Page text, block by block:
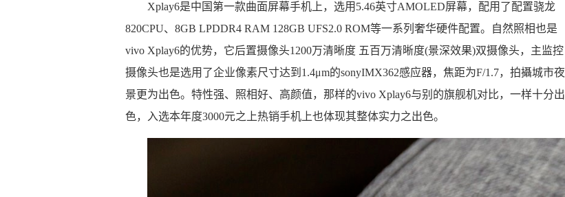
Xplay6是中国第一款曲面屏幕手机上，选用5.46英寸AMOLED屏幕，配用了配置骁龙
820CPU、8GB LPDDR4 RAM 128GB UFS2.0 ROM等一系列奢华硬件配置。自然照相也是
vivo Xplay6的优势，它后置摄像头1200万清晰度 五百万清晰度(景深效果)双摄像头，主监控
摄像头也是选用了企业像素尺寸达到1.4μm的sonyIMX362感应器，焦距为F/1.7，拍攝城市夜
景更为出色。特性强、照相好、高颜值，那样的vivo Xplay6与别的旗舰机对比，一样十分出
色，入选本年度3000元之上热销手机上也体现其整体实力之出色。